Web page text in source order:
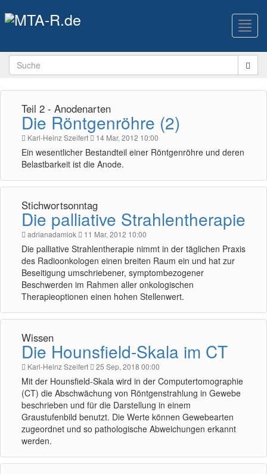
Teil 2 - Anodenarten
Die Röntgenröhre (2)
Karl-Heinz Szeifert 14 Mar, 2012 10:00
Ein wesentlicher Bestandteil einer Röntgenröhre und deren
Belastbarkeit ist die Anode.
Stichwortsonntag
Die palliative Strahlentherapie
adrianadamiok 11 Mar, 2012 10:00
Die palliative Strahlentherapie nimmt in der täglichen Praxis
des Radioonkologen einen breiten Raum ein und hat zur
Beseitigung umschriebener, symptombezogener
Beschwerden im Rahmen aller onkologischen
Therapieoptionen einen hohen Stellenwert.
Wissen
Die Hounsfield-Skala im CT
Karl-Heinz Szeifert 25 Sep, 2018 00:00
Mit der Hounsfield-Skala wird in der Computertomographie
(CT) die Abschwächung von Röntgenstrahlung in Gewebe
beschrieben und für die Darstellung in einem
Graustufenbild benutzt. Die Werte können Gewebearten
zugeordnet und so pathologische Abweichungen erkannt
werden.